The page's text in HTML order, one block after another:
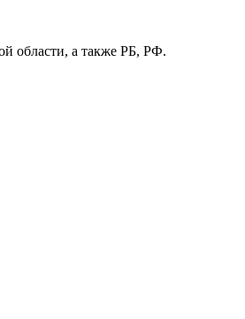
области, а также РБ, РФ.